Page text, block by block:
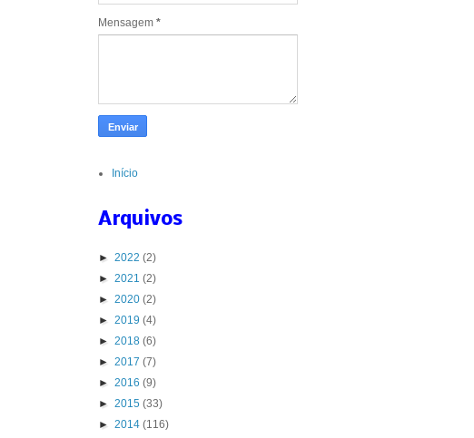
Mensagem *
Início
Arquivos
► 2022 (2)
► 2021 (2)
► 2020 (2)
► 2019 (4)
► 2018 (6)
► 2017 (7)
► 2016 (9)
► 2015 (33)
► 2014 (116)